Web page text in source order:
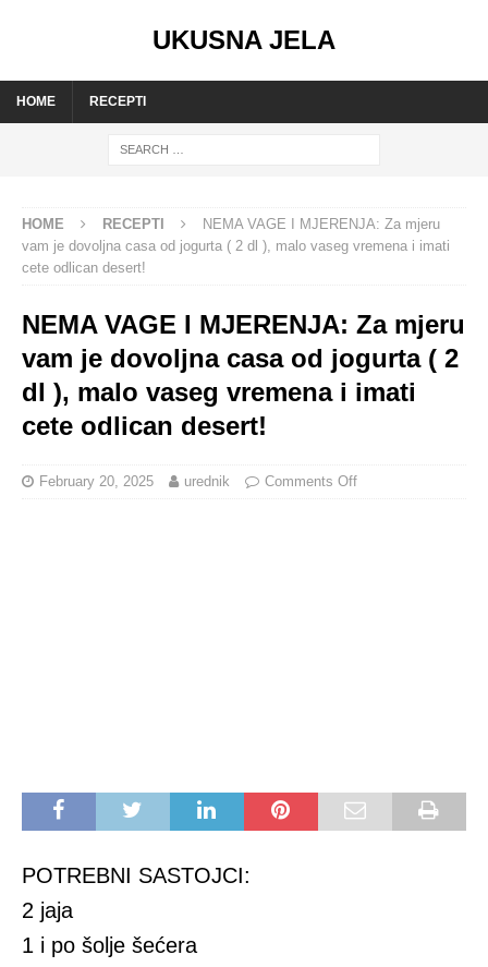
UKUSNA JELA
HOME RECEPTI
HOME RECEPTI
NEMA VAGE I MJERENJA: Za mjeru
vam je dovoljna casa od jogurta ( 2 dl ), malo vaseg vremena i imati
cete odlican desert!
NEMA VAGE I MJERENJA: Za mjeru
vam je dovoljna casa od jogurta ( 2
dl ), malo vaseg vremena i imati
cete odlican desert!
February 20, 2025 urednik Comments Off
POTREBNI SASTOJCI:
2 jaja
1 i po šolje šećera